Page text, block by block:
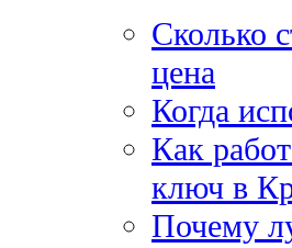
Сколько
цена
Когда
Как
ключ в
Почему